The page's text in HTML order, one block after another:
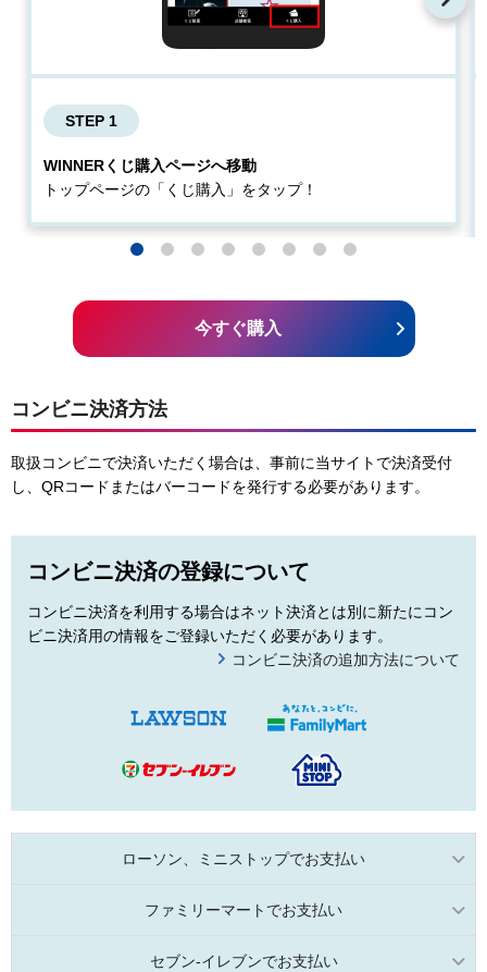
STEP 1
WINNERくじ購入ページへ移動
トップページの「くじ購入」をタップ！
今すぐ購入
コンビニ決済方法
取扱コンビニで決済いただく場合は、事前に当サイトで決済受付
し、QRコードまたはバーコードを発行する必要があります。
コンビニ決済の登録について
コンビニ決済を利用する場合はネット決済とは別に新たにコン
ビニ決済用の情報をご登録いただく必要があります。
コンビニ決済の追加方法について
ローソン、ミニストップでお支払い
ファミリーマートでお支払い
セブン-イレブンでお支払い